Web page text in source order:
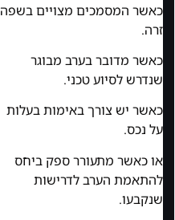
כאשר המסמכים מצויים בשפה
זרה.
כאשר מדובר בערב מבוגר
שנדרש לסיוע טכני.
כאשר יש צורך באימות בעלות
על נכס.
או כאשר מתעורר ספק ביחס
להתאמת הערב לדרישות
שנקבעו.